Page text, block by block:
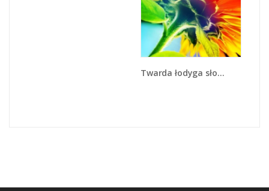
Twarda łodyga słonecznika - K866